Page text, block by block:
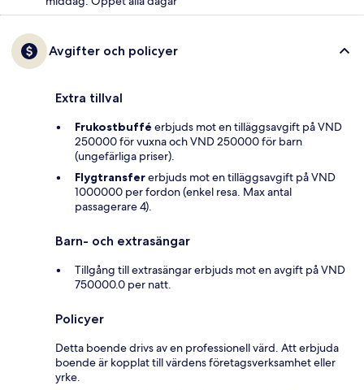
Avgifter och policyer
Extra tillval
Frukostbuffé erbjuds mot en tilläggsavgift på VND
250000 för vuxna och VND 250000 för barn
(ungefärliga priser).
Flygtransfererbjuds mot en tilläggsavgift på VND
1000000 per fordon (enkel resa. Max antal
passagerare 4).
Barn- och extrasängar
Tillgång till extrasängar erbjuds mot en avgift på VND
750000.0 per natt.
Policyer
Detta boende drivs av en professionell värd. Att erbjuda
boende är kopplat till värdens företagsverksamhet eller
yrke.